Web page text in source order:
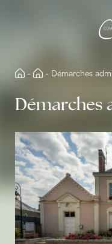
- - Démarches
Démarches